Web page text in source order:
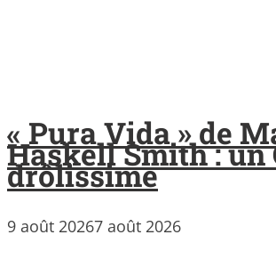
« Pura Vida » de
Haskell Smith : un
drôlissime
9 août 20267 août 2026